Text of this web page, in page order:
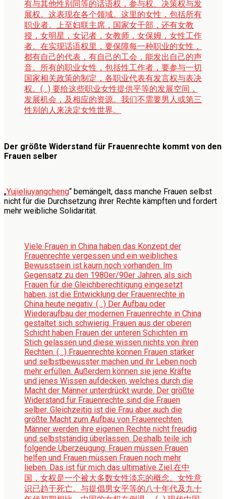
有与其他性别同等的话语权，参与权、决策权与发
展权。这表现在各个领域。这里的女性，包括所有
职业者。上至妇联主席，国家女干部，还有女教
授，女明星，女记者，女教师，女保姆，女性工作
者。在实现话语权里，要保障每一种职业的女性，
都有自己的代表，有自己的工会，能发出自己的声
音。所有的职业女性，包括性工作者，要参与一切
国家相关政策的制定，各职业代表有发言权与表决
权。(…) 要给这些职业女性提供平等的发展空间，
发展机会，及相应的资源。我们不需要男人或第三
性别的人来决定女性世界。
Der größte Widerstand für Frauenrechte kommt von den
Frauen selber
„Yujieliuyangcheng“ bemängelt, dass manche Frauen selbst
nicht für die Durchsetzung ihrer Rechte kämpften und fordert
mehr weibliche Solidarität.
Viele Frauen in China haben das Konzept der
Frauenrechte vergessen und ein weibliches
Bewusstsein ist kaum noch vorhanden. Im
Gegensatz zu den 1980er/90er Jahren, als sich
Frauen für die Gleichberechtigung eingesetzt
haben, ist die Entwicklung der Frauenrechte in
China heute negativ. (…) Der Aufbau oder
Wiederaufbau der modernen Frauenrechte in China
gestaltet sich schwierig. Frauen aus der oberen
Schicht haben Frauen der unteren Schichten im
Stich gelassen und diese wissen nichts von ihren
Rechten. (…) Frauenrechte können Frauen stärker
und selbstbewusster machen und ihr Leben noch
mehr erfüllen. Außerdem können sie jene Kräfte
und jenes Wissen aufdecken, welches durch die
Macht der Männer unterdrückt wurde. Der größte
Widerstand für Frauenrechte sind die Frauen
selber. Gleichzeitig ist die Frau aber auch die
größte Macht zum Aufbau von Frauenrechten.
Männer werden ihre eigenen Rechte nicht freudig
und selbstständig überlassen. Deshalb teile ich
folgende Überzeugung: Frauen müssen Frauen
helfen und Frauen müssen Frauen noch mehr
lieben. Das ist für mich das ultimative Ziel.在中
国，女权是一个被大多数女性淡忘的概念。女性意
识已趋于死亡。与提倡男女平等的八十年代及九十